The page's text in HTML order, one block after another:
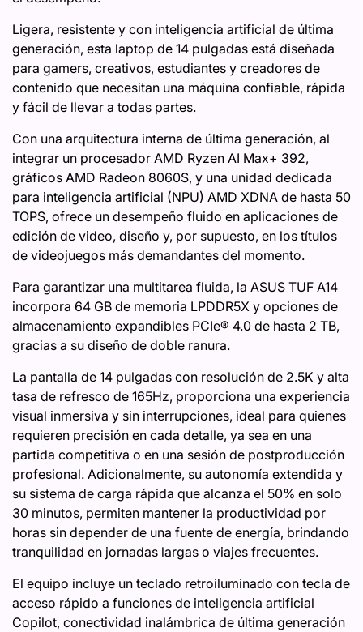
Ligera, resistente y con inteligencia artificial de última
generación, esta laptop de 14 pulgadas está diseñada
para gamers, creativos, estudiantes y creadores de
contenido que necesitan una máquina confiable, rápida
y fácil de llevar a todas partes.
Con una arquitectura interna de última generación, al
integrar un procesador AMD Ryzen AI Max+ 392,
gráficos AMD Radeon 8060S, y una unidad dedicada
para inteligencia artificial (NPU) AMD XDNA de hasta 50
TOPS, ofrece un desempeño fluido en aplicaciones de
edición de video, diseño y, por supuesto, en los títulos
de videojuegos más demandantes del momento.
Para garantizar una multitarea fluida, la ASUS TUF A14
incorpora 64 GB de memoria LPDDR5X y opciones de
almacenamiento expandibles PCIe®︎ 4.0 de hasta 2 TB,
gracias a su diseño de doble ranura.
La pantalla de 14 pulgadas con resolución de 2.5K y alta
tasa de refresco de 165Hz, proporciona una experiencia
visual inmersiva y sin interrupciones, ideal para quienes
requieren precisión en cada detalle, ya sea en una
partida competitiva o en una sesión de postproducción
profesional. Adicionalmente, su autonomía extendida y
su sistema de carga rápida que alcanza el 50% en solo
30 minutos, permiten mantener la productividad por
horas sin depender de una fuente de energía, brindando
tranquilidad en jornadas largas o viajes frecuentes.
El equipo incluye un teclado retroiluminado con tecla de
acceso rápido a funciones de inteligencia artificial
Copilot, conectividad inalámbrica de última generación